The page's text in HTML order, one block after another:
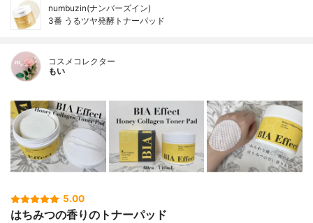
numbuzin(ナンバーズイン)
3番 うるツヤ発酵トナーパッド
コスメコレクター
もい
5.00
はちみつの香りのトナーパッド